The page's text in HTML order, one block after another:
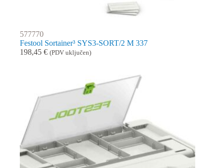
577770
Festool Sortainer³ SYS3-SORT/2 M 337
198,45 € (PDV uključen)